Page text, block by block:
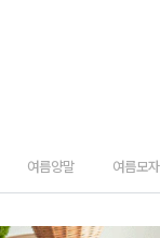
여름양말 여름모자